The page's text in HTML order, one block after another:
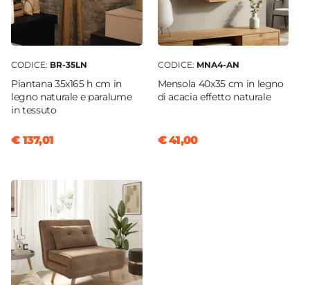
CODICE: BR-35LN
Piantana 35x165 h cm in
legno naturale e paralume
in tessuto
€ 137,01
CODICE: MNA4-AN
Mensola 40x35 cm in legno
di acacia effetto naturale
€ 41,00